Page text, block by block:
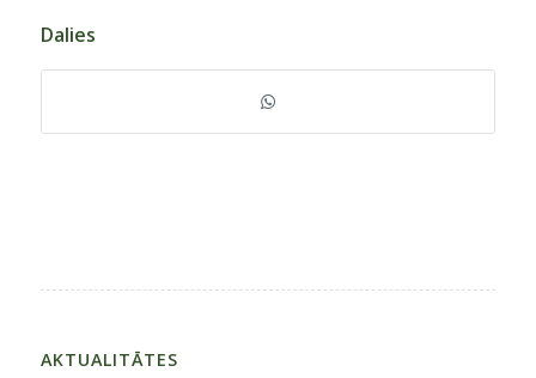
Dalies
AKTUALITĀTES